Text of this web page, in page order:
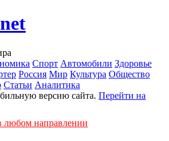
Спорт Автомобили Здоровье
Россия Мир Культура Общество
Статьи Аналитика
версию сайта. Перейти на
любом направлении